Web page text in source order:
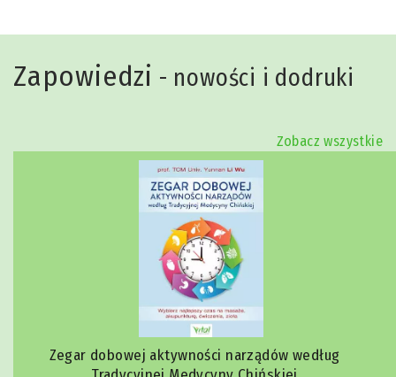
Zapowiedzi - nowości i dodruki
Zobacz wszystkie
Zegar dobowej aktywności narządów według